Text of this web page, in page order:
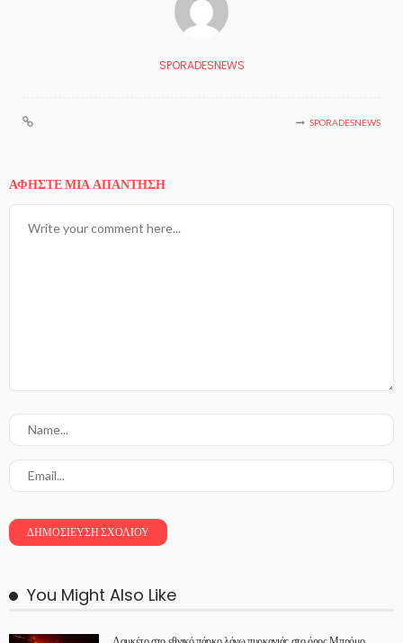
SPORADESNEWS
SPORADESNEWS
ΑΦΉΣΤΕ ΜΙΑ ΑΠΆΝΤΗΣΗ
You Might Also Like